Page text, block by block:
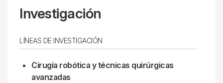
Investigación
LÍNEAS DE INVESTIGACIÓN
Cirugía robótica y técnicas quirúrgicas
avanzadas